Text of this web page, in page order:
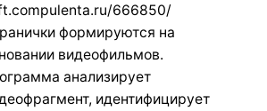
666850/
формируются на
видеофильмов.
анализирует
идентифицирует